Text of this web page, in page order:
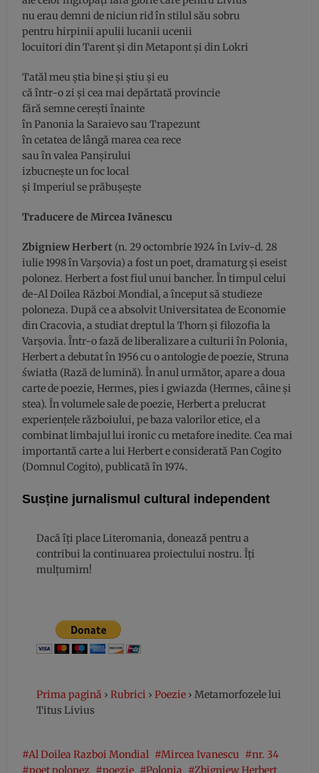
nu erau demni de niciun rid în stilul său sobru
pentru hirpinii apulii lucanii ucenii
locuitori din Tarent și din Metapont și din Lokri
Tatăl meu știa bine și știu și eu
că într-o zi și cea mai depărtată provincie
fără semne cerești înainte
în Panonia la Saraievo sau Trapezunt
în cetatea de lângă marea cea rece
sau în valea Panșirului
izbucnește un foc local
și Imperiul se prăbușește
Traducere de Mircea Ivănescu
Zbigniew Herbert (n. 29 octombrie 1924 în Lviv-d. 28
iulie 1998 în Varșovia) a fost un poet, dramaturg și eseist
polonez. Herbert a fost fiul unui bancher. În timpul celui
de-Al Doilea Război Mondial, a început să studieze
poloneza. După ce a absolvit Universitatea de Economie
din Cracovia, a studiat dreptul la Thorn și filozofia la
Varșovia. Într-o fază de liberalizare a culturii în Polonia,
Herbert a debutat în 1956 cu o antologie de poezie, Struna
światła (Rază de lumină). În anul următor, apare a doua
carte de poezie, Hermes, pies i gwiazda (Hermes, câine și
stea). În volumele sale de poezie, Herbert a prelucrat
experiențele războiului, pe baza valorilor etice, el a
combinat limbajul lui ironic cu metafore inedite. Cea mai
importantă carte a lui Herbert e considerată Pan Cogito
(Domnul Cogito), publicată în 1974.
Susține jurnalismul cultural independent
Dacă îți place Literomania, donează pentru a
contribui la continuarea proiectului nostru. Îți
mulțumim!
Prima pagină › Rubrici › Poezie › Metamorfozele lui
Titus Livius
Al Doilea Razboi Mondial Mircea Ivanescu
nr. 34
poet polonez
poezie Polonia Zbigniew Herbert